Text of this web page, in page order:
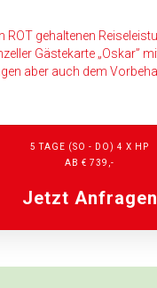
ROT gehaltenen
Gästekarte „Oskar”
aber auch dem
5 TAGE (SO - DO) 4 X HP
AB € 739,-
Jetzt Anfragen